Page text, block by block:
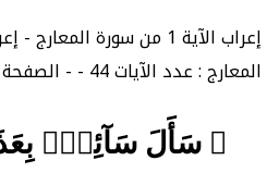
إعراب الآية 1 من سورة
المعارج : عدد الآيات 44 - - الصفحة 568 - الجزء 29.
﴿ سَأَلَ سَآئِلُۢ